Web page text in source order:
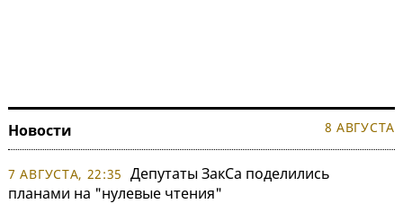
Новости 8 АВГУСТА
7 АВГУСТА, 22:35 Депутаты ЗакСа поделились
планами на "нулевые чтения"